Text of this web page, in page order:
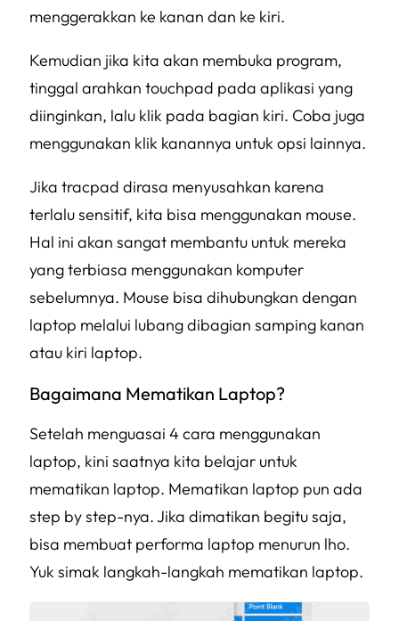
menggerakkan ke kanan dan ke kiri.
Kemudian jika kita akan membuka program,
tinggal arahkan touchpad pada aplikasi yang
diinginkan, lalu klik pada bagian kiri. Coba juga
menggunakan klik kanannya untuk opsi lainnya.
Jika tracpad dirasa menyusahkan karena
terlalu sensitif, kita bisa menggunakan mouse.
Hal ini akan sangat membantu untuk mereka
yang terbiasa menggunakan komputer
sebelumnya. Mouse bisa dihubungkan dengan
laptop melalui lubang dibagian samping kanan
atau kiri laptop.
Bagaimana Mematikan Laptop?
Setelah menguasai 4 cara menggunakan
laptop, kini saatnya kita belajar untuk
mematikan laptop. Mematikan laptop pun ada
step by step-nya. Jika dimatikan begitu saja,
bisa membuat performa laptop menurun lho.
Yuk simak langkah-langkah mematikan laptop.